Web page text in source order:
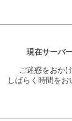
現在サーバ
ご迷惑をおか
しばらく時間を